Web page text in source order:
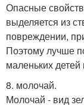
Опасные
выделяется из
повреждении,
Поэтому лучше
маленьких
8. молочай.
Молочай - вид